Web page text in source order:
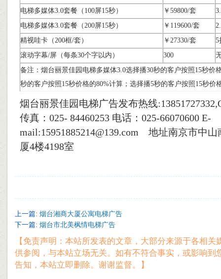
电梯多媒体3.0套餐（100屏15秒）
￥59800/套
电梯多媒体3.0套餐（200屏15秒）
￥119600/套
精视哇卡（200框/套）
￥27330/套
5
滚动字幕/屏（每条30个字以内）
300
备注：烟台丽景佳园电梯多媒体3.0选择播30秒的客户按照15秒价
秒的客户按照15秒价格的80%计算；选择播5秒的客户按照15秒价
烟台丽景佳园电梯广告发布热线
传真：025- 84460253 电话：025-66070600 E-
mail:15951885214@139.com 地址南京市中山
厦4楼4198室
上一篇: 烟台湘商大厦公寓电梯广告
下一篇: 烟台市北美枫情电梯广告
【免责声明：本站所发表的文章，大部分来源于各相关
供参阅，与本站立场无关。如有不符合事实，或影响到
告知，本站立即删除。谢谢监督。】